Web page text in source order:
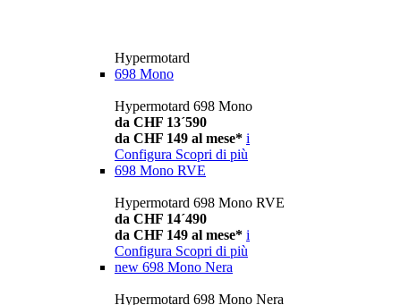
Hypermotard
698 Mono
Hypermotard 698 Mono
da CHF 13´590
da CHF 149 al mese* i
Configura Scopri di più
698 Mono RVE
Hypermotard 698 Mono RVE
da CHF 14´490
da CHF 149 al mese* i
Configura Scopri di più
new 698 Mono Nera
Hypermotard 698 Mono Nera